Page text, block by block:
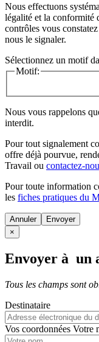
Nous effectuons
légalité et la conformité
contrôles vous
nous le signaler.
Sélectionnez un motif
Motif:
Nous vous rappelons
interdit.
Pour tout signalement
offre déjà pourvue,
Travail ou contactez-
Pour toute information
les fiches pratiques du
Annuler
×
Envoyer à un
Tous les champs sont
Destinataire
Vos coordonnées Votre